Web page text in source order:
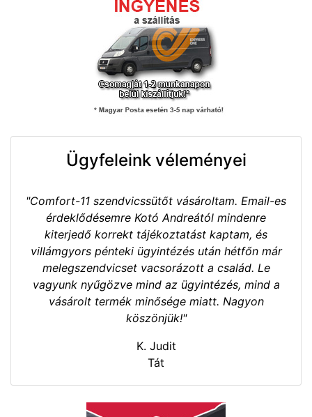
Ügyfeleink véleményei
"Comfort-11 szendvicssütőt vásároltam. Email-es
érdeklődésemre Kotó Andreától mindenre
kiterjedő korrekt tájékoztatást kaptam, és
villámgyors pénteki ügyintézés után hétfőn már
melegszendvicset vacsorázott a család. Le
vagyunk nyűgözve mind az ügyintézés, mind a
vásárolt termék minősége miatt. Nagyon
köszönjük!"
K. Judit
Tát